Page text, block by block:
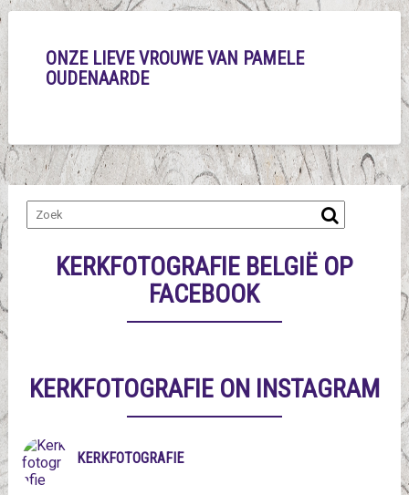
ONZE LIEVE VROUWE VAN PAMELE
OUDENAARDE
KERKFOTOGRAFIE BELGIË OP
FACEBOOK
KERKFOTOGRAFIE ON INSTAGRAM
KERKFOTOGRAFIE